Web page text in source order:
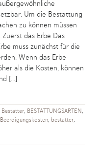
Um die Bestattung
zu können müssen
das Erbe Das
muss zunächst für die
Wenn das Erbe
als die Kosten, können
[...]
Bestatter, BESTATTUNGSARTEN,
Beerdigungskosten, bestatter,